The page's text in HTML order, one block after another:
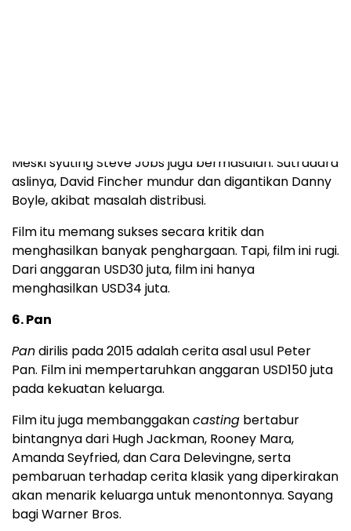
Meski syuting Steve Jobs juga bermasalah. Sutradara
aslinya, David Fincher mundur dan digantikan Danny
Boyle, akibat masalah distribusi.
Film itu memang sukses secara kritik dan
menghasilkan banyak penghargaan. Tapi, film ini rugi.
Dari anggaran USD30 juta, film ini hanya
menghasilkan USD34 juta.
6. Pan
Pandirilis pada 2015 adalah cerita asal usul Peter
Pan. Film ini mempertaruhkan anggaran USD150 juta
pada kekuatan keluarga.
Film itu juga membanggakancasting bertabur
bintangnya dari Hugh Jackman, Rooney Mara,
Amanda Seyfried, dan Cara Delevingne, serta
pembaruan terhadap cerita klasik yang diperkirakan
akan menarik keluarga untuk menontonnya. Sayang
bagi Warner Bros.